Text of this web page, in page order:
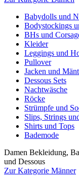
Babydolls und
Bodystockings
BHs und
Kleider
Leggings und
Pullover
Jacken und
Dessous Sets
Nachtwäsche
Röcke
Strümpfe und
Slips, Strings
Shirts und Tops
Bademode
Damen Bekleidung,
und Dessous
Zur Kategorie Männer